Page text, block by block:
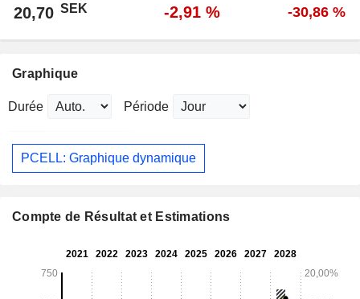
20,70 SEK -2,91 % -30,86 %
Graphique
Durée Période
PCELL: Graphique dynamique
Compte de Résultat et Estimations